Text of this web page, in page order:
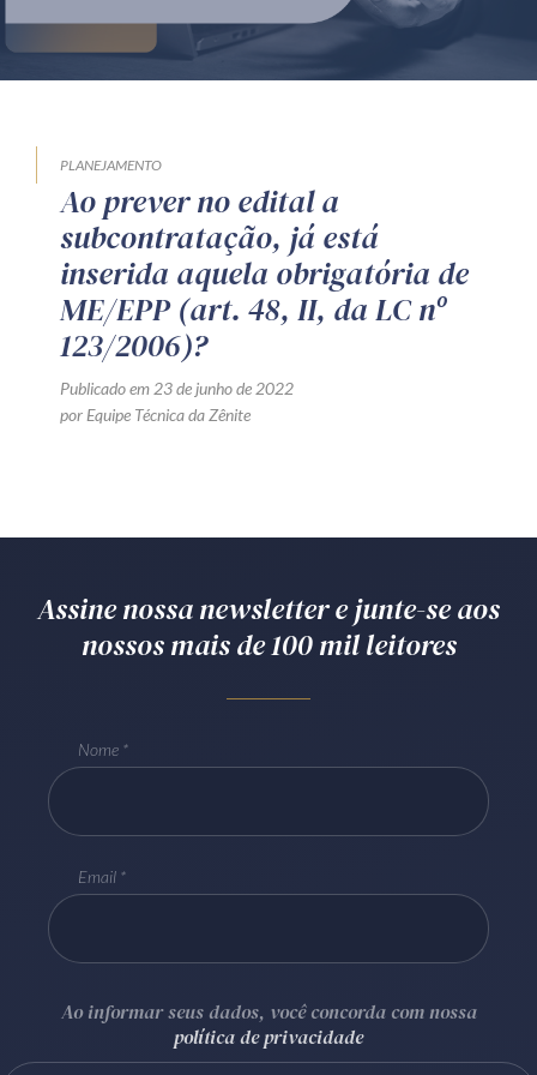
Produtos e serviços
Mentoria Zênite
Capacitação
Eventos presenciais
Zênite in Company
Curitiba/PR CEP
PLANEJAMENTO
Ao prever no edital a
subcontratação, já está
inserida aquela obrigatória de
ME/EPP (art. 48, II, da LC nº
123/2006)?
Publicado em 23 de junho de 2022
por Equipe Técnica da Zênite
Assine nossa newsletter e junte-se aos
nossos mais de 100 mil leitores
Nome
Email
Ao informar seus dados, você concorda com nossa
política de privacidade